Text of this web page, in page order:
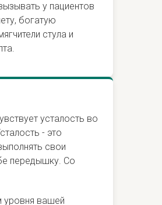
у пациентов
богатую
стула и
усталость во
- это
свои
передышку. Со
уровня вашей